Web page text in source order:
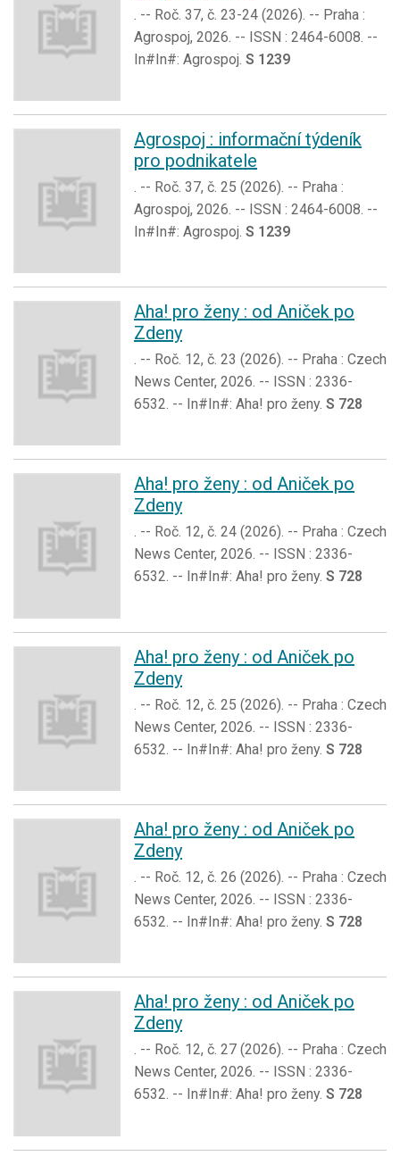
. -- Roč. 37, č. 23-24 (2026). -- Praha :
Agrospoj, 2026. -- ISSN : 2464-6008. --
In#In#: Agrospoj. S 1239
Agrospoj : informační týdeník
pro podnikatele
. -- Roč. 37, č. 25 (2026). -- Praha :
Agrospoj, 2026. -- ISSN : 2464-6008. --
In#In#: Agrospoj. S 1239
Aha! pro ženy : od Aniček po
Zdeny
. -- Roč. 12, č. 23 (2026). -- Praha : Czech
News Center, 2026. -- ISSN : 2336-
6532. -- In#In#: Aha! pro ženy. S 728
Aha! pro ženy : od Aniček po
Zdeny
. -- Roč. 12, č. 24 (2026). -- Praha : Czech
News Center, 2026. -- ISSN : 2336-
6532. -- In#In#: Aha! pro ženy. S 728
Aha! pro ženy : od Aniček po
Zdeny
. -- Roč. 12, č. 25 (2026). -- Praha : Czech
News Center, 2026. -- ISSN : 2336-
6532. -- In#In#: Aha! pro ženy. S 728
Aha! pro ženy : od Aniček po
Zdeny
. -- Roč. 12, č. 26 (2026). -- Praha : Czech
News Center, 2026. -- ISSN : 2336-
6532. -- In#In#: Aha! pro ženy. S 728
Aha! pro ženy : od Aniček po
Zdeny
. -- Roč. 12, č. 27 (2026). -- Praha : Czech
News Center, 2026. -- ISSN : 2336-
6532. -- In#In#: Aha! pro ženy. S 728